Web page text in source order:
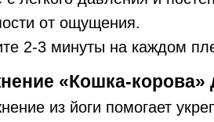
от ощущения.
2-3 минуты на каждом
«Кошка-корова»
из йоги помогает